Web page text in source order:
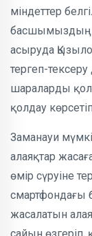
міндеттер
басшымыздың
асыруда
тергеп-
шараларды
қолдау
Заманауи
алаяқтар
өмір сүруіне
смартфондағы
жасалатын